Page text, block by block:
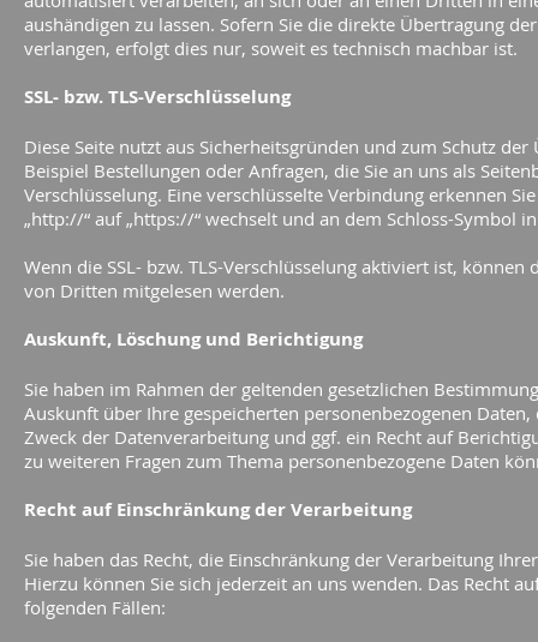
aushändigen zu lassen. Sofern Sie die direkte Übertragung
verlangen, erfolgt dies nur, soweit es technisch machbar ist.
SSL- bzw. TLS-Verschlüsselung
Diese Seite nutzt aus Sicherheitsgründen und zum Schutz
Beispiel Bestellungen oder Anfragen, die Sie an uns als
Verschlüsselung. Eine verschlüsselte Verbindung erkennen
„http://“ auf „https://“ wechselt und an dem Schloss-Symbol
Wenn die SSL- bzw. TLS-Verschlüsselung aktiviert ist,
von Dritten mitgelesen werden.
Auskunft, Löschung und Berichtigung
Sie haben im Rahmen der geltenden gesetzlichen
Auskunft über Ihre gespeicherten personenbezogenen
Zweck der Datenverarbeitung und ggf. ein Recht auf
zu weiteren Fragen zum Thema personenbezogene Daten
Recht auf Einschränkung der Verarbeitung
Sie haben das Recht, die Einschränkung der Verarbeitung
Hierzu können Sie sich jederzeit an uns wenden. Das Recht
folgenden Fällen: